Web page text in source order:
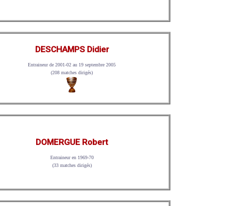
DESCHAMPS Didier
Entraineur de 2001-02 au 19 septembre 2005
(208 matches dirigés)
DOMERGUE Robert
Entraineur en 1969-70
(33 matches dirigés)